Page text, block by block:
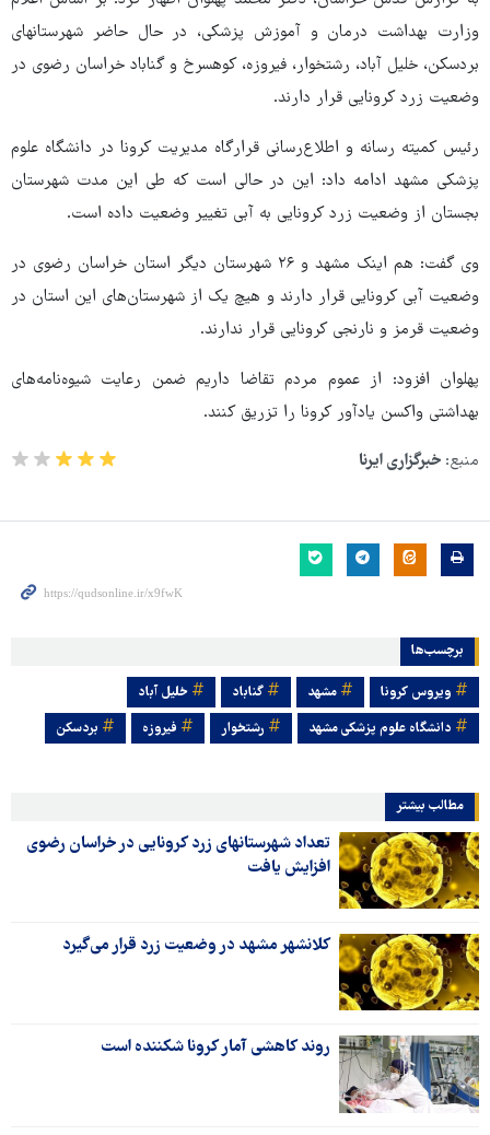
وزارت بهداشت درمان و آموزش پزشکی، در حال حاضر شهرستانهای
بردسکن، خلیل آباد، رشتخوار، فیروزه، کوهسرخ و گناباد خراسان رضوی در
وضعیت زرد کرونایی قرار دارند.
رئیس کمیته رسانه و اطلاع‌رسانی قرارگاه مدیریت کرونا در دانشگاه علوم
پزشکی مشهد ادامه داد: این در حالی است که طی این مدت شهرستان
بجستان از وضعیت زرد کرونایی به آبی تغییر وضعیت داده است.
وی گفت: هم اینک مشهد و ۲۶ شهرستان دیگر استان خراسان رضوی در
وضعیت آبی کرونایی قرار دارند و هیچ یک از شهرستان‌های این استان در
وضعیت قرمز و نارنجی کرونایی قرار ندارند.
پهلوان افزود: از عموم مردم تقاضا داریم ضمن رعایت شیوه‌نامه‌های
بهداشتی واکسن یادآور کرونا را تزریق کنند.
منبع: خبرگزاری ایرنا
برچسب‌ها
ویروس کرونا مشهد گناباد
خلیل آباد
دانشگاه علوم پزشکی مشهد
رشتخوار فیروزه بردسکن
مطالب بیشتر
تعداد شهرستانهای زرد کرونایی در خراسان رضوی
افزایش یافت
کلانشهر مشهد در وضعیت زرد قرار می‌گیرد
روند کاهشی آمار کرونا شکننده است